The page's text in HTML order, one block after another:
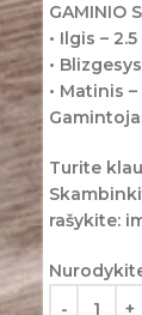
GAMINIO
• Ilgis –
•
• Matinis
Turite
rašykite: